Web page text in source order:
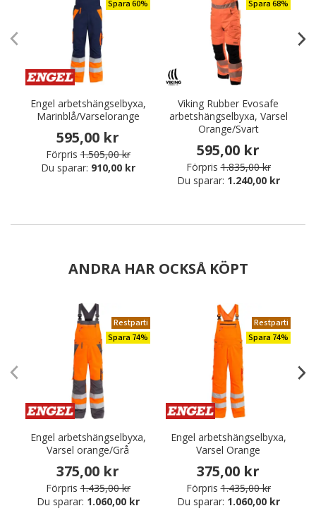
Spara 60%
Engel arbetshängselbyxa,
Marinblå/Varselorange
595,00 kr
Förpris 1.505,00 kr
Du sparar: 910,00 kr
Spara 68%
Viking Rubber Evosafe
arbetshängselbyxa, Varsel
Orange/Svart
595,00 kr
Förpris 1.835,00 kr
Du sparar: 1.240,00 kr
ANDRA HAR OCKSÅ KÖPT
Restparti
Spara 74%
Engel arbetshängselbyxa,
Varsel orange/Grå
375,00 kr
Förpris 1.435,00 kr
Du sparar: 1.060,00 kr
Restparti
Spara 74%
Engel arbetshängselbyxa,
Varsel Orange
375,00 kr
Förpris 1.435,00 kr
Du sparar: 1.060,00 kr